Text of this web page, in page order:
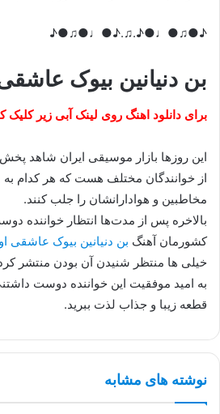
♪●♫●♩●♪.♫.♪●♩●♫●♪
بن دنیانین بیوک عاشقی
برای دانلود اهنگ روی لینک آبی زیر کلیک
این روزها بازار موسیقی ایران شاهد
از خوانندگان مختلف هست که هر کدام
مخاطبین و هوادارانشان را جلب کنند.
بالاخره پس از مدت‌ها انتظار خواننده
کشورمان آهنگ بن دنیانین بیوک عاشقی
خیلی ها منتظر شنیدن آن بودن منتشر
به امید موفقیت این خواننده دوست
قطعه زیبا و جذاب لذت ببرید.
نوشته های مشابه